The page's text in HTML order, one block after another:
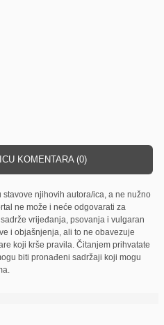
KOMENTARA (0)
stavove njihovih autora/ica, a ne nužno
ne može i neće odgovarati za
vrijeđanja, psovanja i vulgaran
i objašnjenja, ali to ne obavezuje
koji krše pravila. Čitanjem prihvatate
biti pronađeni sadržaji koji mogu